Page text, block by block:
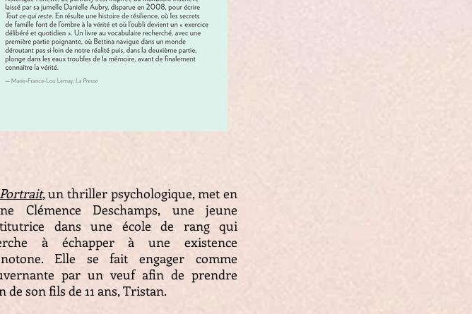
, un thriller psychologique, met en
Clémence Deschamps, une jeune
dans une école de rang qui
à échapper à une existence
Elle se fait engager comme
par un veuf afin de prendre
de son fils de 11 ans, Tristan.